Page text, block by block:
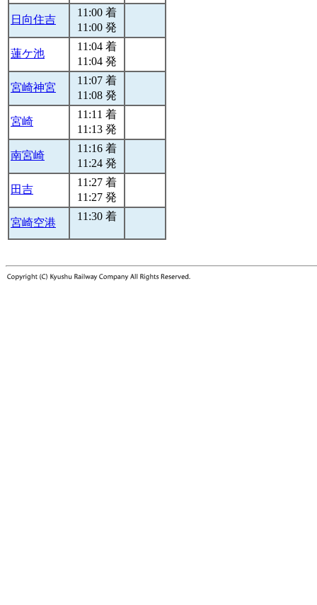
日向住吉
11:00 着
11:00 発
蓮ケ池
11:04 着
11:04 発
宮崎神宮
11:07 着
11:08 発
宮崎
11:11 着
11:13 発
南宮崎
11:16 着
11:24 発
田吉
11:27 着
11:27 発
宮崎空港
11:30 着